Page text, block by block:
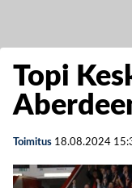
Topi
Toimitus 18.08.2024